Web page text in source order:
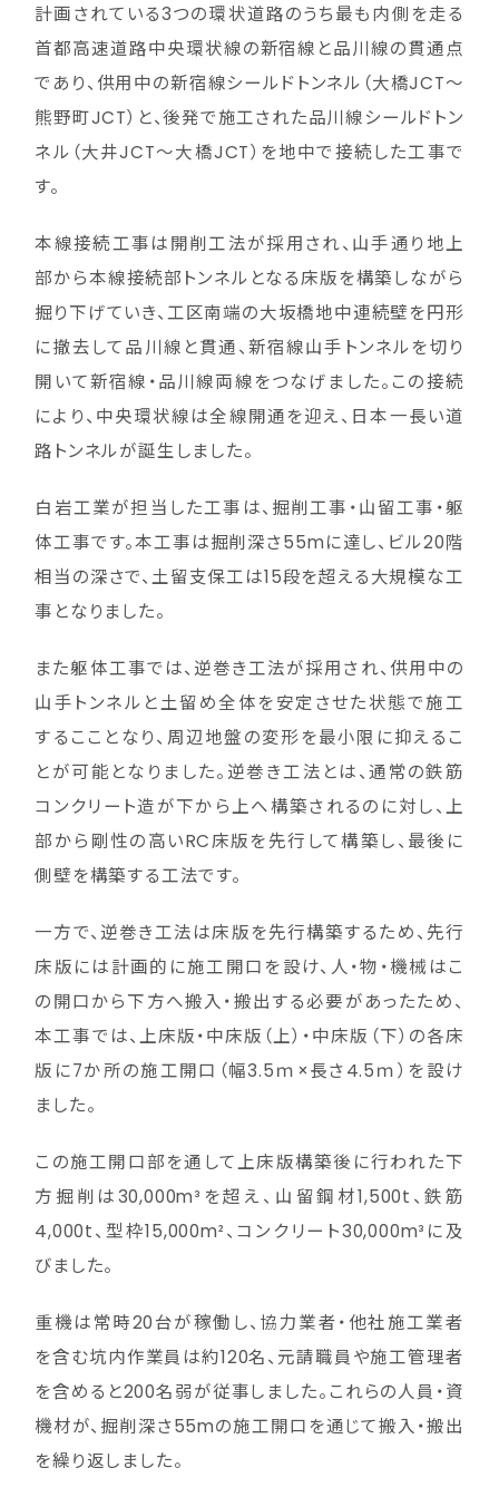
計画されている3つの環状道路のうち最も内側を走る
首都高速道路中央環状線の新宿線と品川線の貫通点
であり、供用中の新宿線シールドトンネル（大橋JCT～
熊野町JCT）と、後発で施工された品川線シールドトン
ネル（大井JCT～大橋JCT）を地中で接続した工事で
す。
本線接続工事は開削工法が採用され、山手通り地上
部から本線接続部トンネルとなる床版を構築しながら
掘り下げていき、工区南端の大坂橋地中連続壁を円形
に撤去して品川線と貫通、新宿線山手トンネルを切り
開いて新宿線・品川線両線をつなげました。この接続
により、中央環状線は全線開通を迎え、日本一長い道
路トンネルが誕生しました。
白岩工業が担当した工事は、掘削工事・山留工事・躯
体工事です。本工事は掘削深さ55mに達し、ビル20階
相当の深さで、土留支保工は15段を超える大規模な工
事となりました。
また躯体工事では、逆巻き工法が採用され、供用中の
山手トンネルと土留め全体を安定させた状態で施工
するこことなり、周辺地盤の変形を最小限に抑えるこ
とが可能となりました。逆巻き工法とは、通常の鉄筋
コンクリート造が下から上へ構築されるのに対し、上
部から剛性の高いRC床版を先行して構築し、最後に
側壁を構築する工法です。
一方で、逆巻き工法は床版を先行構築するため、先行
床版には計画的に施工開口を設け、人・物・機械はこ
の開口から下方へ搬入・搬出する必要があったため、
本工事では、上床版・中床版（上）・中床版（下）の各床
版に7か所の施工開口（幅3.5ｍ×長さ4.5ｍ）を設け
ました。
この施工開口部を通して上床版構築後に行われた下
方掘削は30,000m³を超え、山留鋼材1,500t、鉄筋
4,000t、型枠15,000m²、コンクリート30,000m³に及
びました。
重機は常時20台が稼働し、協力業者・他社施工業者
を含む坑内作業員は約120名、元請職員や施工管理者
を含めると200名弱が従事しました。これらの人員・資
機材が、掘削深さ55mの施工開口を通じて搬入・搬出
を繰り返しました。